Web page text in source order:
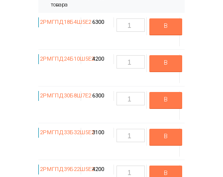
товара
2РМГПД18Б4Ш5Е2 6300
В
2РМГПД24Б10Ш5Е24200
В
2РМГПД30Б8Ш7Е2 6300
В
2РМГПД33Б32Ш5Е23100
В
2РМГПД39Б22Ш5Е24200
В